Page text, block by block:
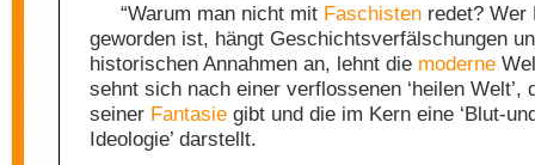
“Warum man nicht mit Faschisten redet? Wer
geworden ist, hängt Geschichtsverfälschungen
historischen Annahmen an, lehnt die moderne
sehnt sich nach einer verflossenen ‘heilen Welt’,
seiner Fantasie gibt und die im Kern eine ‘Blut-
Ideologie’ darstellt.